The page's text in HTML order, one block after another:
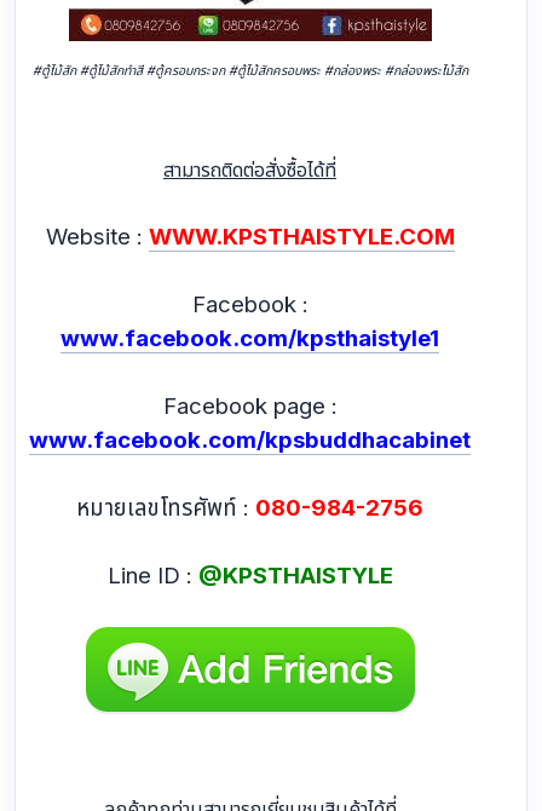
#ตู้ไม้สัก #ตู้ไม้สักทำสี #ตู้ครอบกระจก #ตู้ไม้สักครอบพระ #กล่องพระ #กล่องพระไม้สัก
สามารถติดต่อสั่งซื้อได้ที่
Website : WWW.KPSTHAISTYLE.COM
Facebook :
www.facebook.com/kpsthaistyle1
Facebook page :
www.facebook.com/kpsbuddhacabinet
หมายเลขโทรศัพท์ : 080-984-2756
Line ID : @KPSTHAISTYLE